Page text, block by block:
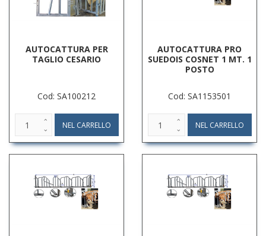
AUTOCATTURA PER
TAGLIO CESARIO
Cod: SA100212
AUTOCATTURA PRO
SUEDOIS COSNET 1 MT. 1
POSTO
Cod: SA1153501